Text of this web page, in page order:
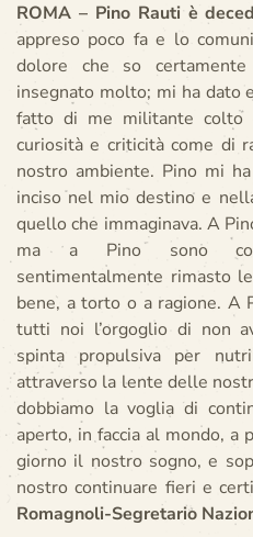
ROMA – Pino Rauti è
appreso poco fa e lo
dolore che so
insegnato molto; mi ha dato
fatto di me militante colto
curiosità e criticità come di
nostro ambiente. Pino mi
inciso nel mio destino e
quello che immaginava. A
ma a Pino sono
sentimentalmente rimasto
bene, a torto o a ragione. A
tutti noi l’orgoglio di non
spinta propulsiva per
attraverso la lente delle
dobbiamo la voglia di
aperto, in faccia al mondo, a
giorno il nostro sogno, e
nostro continuare fieri e
Romagnoli-Segretario